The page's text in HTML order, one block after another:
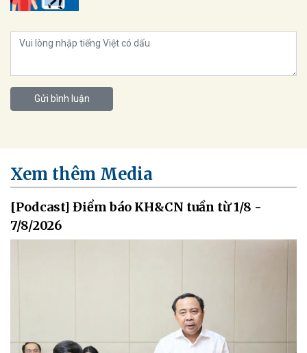
Gửi bình luận
Xem thêm Media
[Podcast] Điểm báo KH&CN tuần từ 1/8 -
7/8/2026